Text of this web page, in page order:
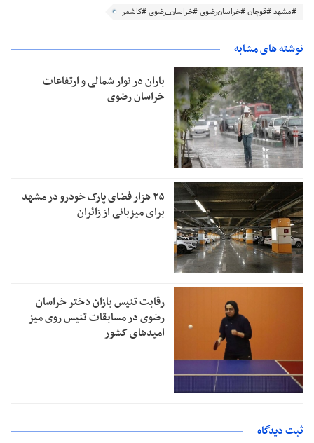
#آتش_نشانی
#مشهد #قوچان #خراسان‌رضوی #خراسان_رضوی #کاشمر
نوشته های مشابه
باران در نوار شمالی و ارتفاعات
خراسان رضوی
۲۵ هزار فضای پارک خودرو در مشهد
برای میزبانی از زائران
رقابت تنیس بازان دختر خراسان
رضوی در مسابقات تنیس روی میز
امیدهای کشور
ثبت دیدگاه